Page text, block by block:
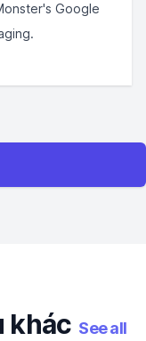
Google
khác See all